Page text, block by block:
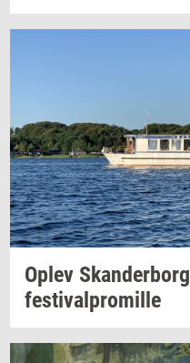
Oplev Skan­der­borg
festi­val­pro­mil­le